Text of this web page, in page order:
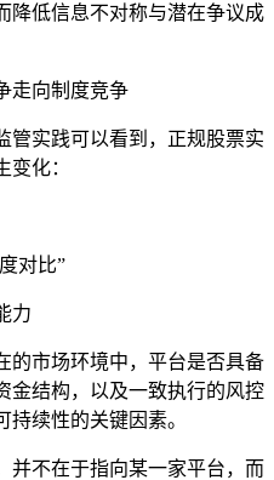
降低信息不对称与潜在争议成
走向制度竞争
管实践可以看到，正规股票实
化：
对比”
力
的市场环境中，平台是否具备
金结构，以及一致执行的风控
续性的关键因素。
并不在于指向某一家平台，而